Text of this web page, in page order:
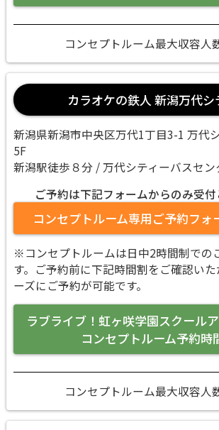
コンセプトルーム最大収容人
カラオケの鉄人 新潟万代シ
新潟県新潟市中央区万代1丁目3-1 万代
5F
新潟駅徒歩８分 / 万代シティーバスセ
ご予約は下記フォームからのみ受付
コンセプトルーム専用ご予約フォ
※コンセプトルームは日中2時間制での
す。ご予約前に下記時間割をご確認い
ーズにご予約が可能です。
ラブライブ！虹ヶ咲学園スクール
コンセプトルーム予約時
コンセプトルーム最大収容人